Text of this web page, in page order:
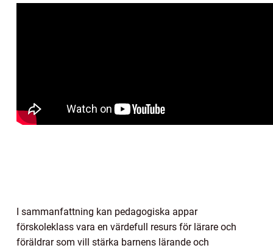
I sammanfattning kan pedagogiska appar
förskoleklass vara en värdefull resurs för lärare och
föräldrar som vill stärka barnens lärande och